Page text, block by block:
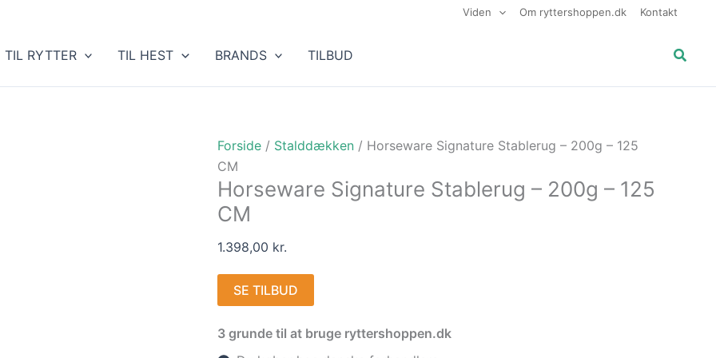
Viden Om ryttershoppen.dk Kontakt
TIL RYTTER TIL HEST BRANDS TILBUD Søg
Forside / Stalddækken / Horseware Signature Stablerug – 200g – 125
CM
Horseware Signature Stablerug – 200g – 125
CM
1.398,00 kr.
SE TILBUD
3 grunde til at bruge ryttershoppen.dk